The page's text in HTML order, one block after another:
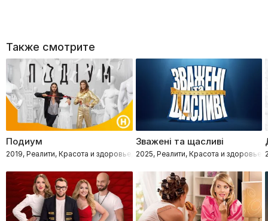
Также смотрите
Подиум
2019, Реалити, Красота и здоровье, Мода
Зважені та щасливі
2025, Реалити, Красота и здоровье